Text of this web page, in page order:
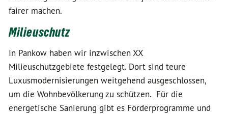
fairer machen.
Milieuschutz
In Pankow haben wir inzwischen XX
Milieuschutzgebiete festgelegt. Dort sind teure
Luxusmodernisierungen weitgehend ausgeschlossen,
um die Wohnbevölkerung zu schützen. Für die
energetische Sanierung gibt es Förderprogramme und